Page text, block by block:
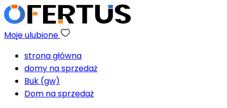
Moje ulubione
strona główna
domy na sprzedaż
Buk (gw)
Dom na sprzedaż